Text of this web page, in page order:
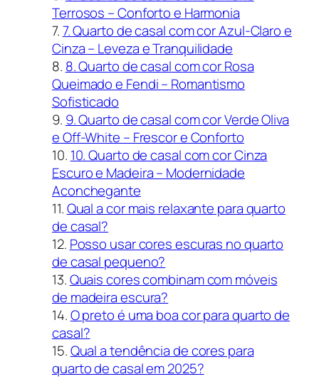
Terrosos – Conforto e Harmonia
7. Quarto de casal com cor Azul-Claro e
Cinza – Leveza e Tranquilidade
8. Quarto de casal com cor Rosa
Queimado e Fendi – Romantismo
Sofisticado
9. Quarto de casal com cor Verde Oliva
e Off-White – Frescor e Conforto
10. Quarto de casal com cor Cinza
Escuro e Madeira – Modernidade
Aconchegante
Qual a cor mais relaxante para quarto
de casal?
Posso usar cores escuras no quarto
de casal pequeno?
Quais cores combinam com móveis
de madeira escura?
O preto é uma boa cor para quarto de
casal?
Qual a tendência de cores para
quarto de casal em 2025?